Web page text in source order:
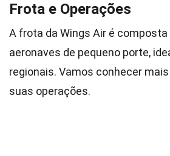
Frota e Operações
A frota da Wings Air é
aeronaves de pequeno porte,
regionais. Vamos conhecer
suas operações.